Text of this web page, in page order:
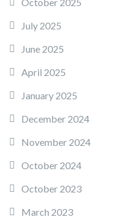
July 2025
June 2025
April 2025
January 2025
December 2024
November 2024
October 2024
October 2023
March 2023